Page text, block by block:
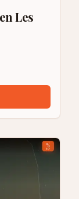
Les